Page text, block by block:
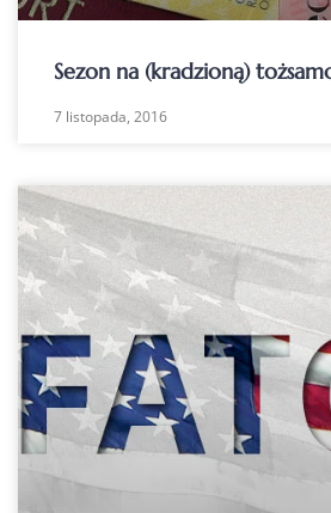
Sezon na (kradzioną)
7 listopada, 2016